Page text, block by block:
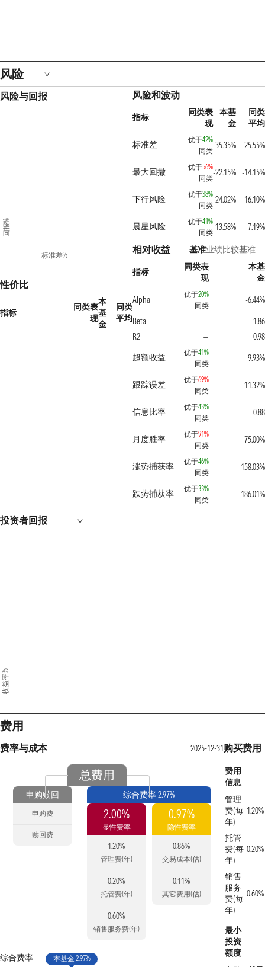
风险
风险与回报
标准差%
回报%
性价比
指标
同类表
现
本
基
金
同类
平均
风险和波动
指标
同类表
现
本基
金
同类
平均
标准差
优于42%
同类
35.35% 25.55%
最大回撤 优于56%
同类
-22.15% -14.15%
下行风险 优于38%
同类
24.02% 16.10%
晨星风险 优于41%
同类
13.58% 7.19%
相对收益 基准业绩比较基准
指标
同类表
现
本基
金
Alpha
优于20%
同类
-6.44%
Beta
—
1.86
R2
—
0.98
超额收益
优于41%
同类
9.93%
跟踪误差 优于69%
同类
11.32%
信息比率 优于43%
同类
0.88
月度胜率 优于91%
同类
75.00%
涨势捕获率 优于46%
同类
158.03%
跌势捕获率 优于33%
同类
186.01%
投资者回报
收益率%
费用
费率与成本 2025-12-31
总费用
申购赎回
申购费
赎回费
综合费率 2.97%
2.00%
显性费率
1.20%
管理费(年)
0.20%
托管费(年)
0.60%
销售服务费(年)
0.97%
隐性费率
0.86%
交易成本(估)
0.11%
其它费用(估)
综合费率 本基金 2.97%
购买费用
费用
信息
管理
费(每
年)
1.20%
托管
费(每
年)
0.20%
销售
服务
费(每
年)
0.60%
最小
投资
额度